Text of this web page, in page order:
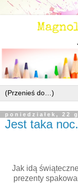
poniedziałek, 22
Jest taka
Jak idą
prezenty